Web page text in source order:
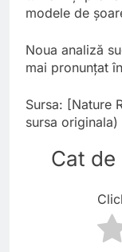
modele de
Noua analiză
mai pronunțat
Sursa: [Nature
sursa originala)
Cat